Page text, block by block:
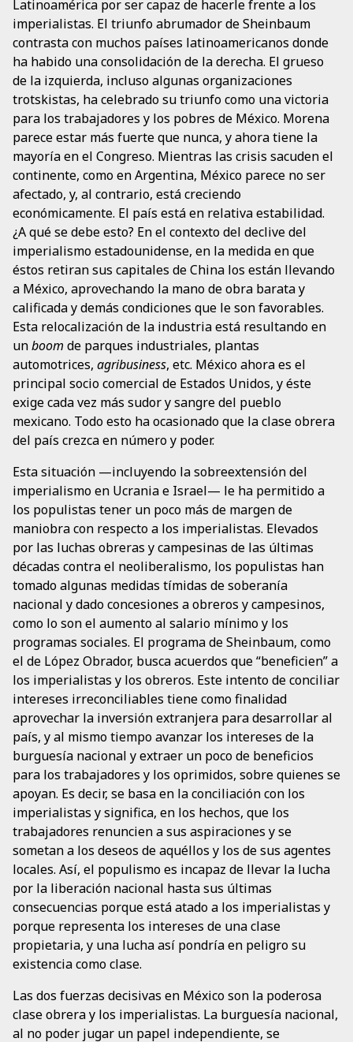
Latinoamérica por ser capaz de hacerle frente a los
imperialistas. El triunfo abrumador de Sheinbaum
contrasta con muchos países latinoamericanos donde
ha habido una consolidación de la derecha. El grueso
de la izquierda, incluso algunas organizaciones
trotskistas, ha celebrado su triunfo como una victoria
para los trabajadores y los pobres de México. Morena
parece estar más fuerte que nunca, y ahora tiene la
mayoría en el Congreso. Mientras las crisis sacuden el
continente, como en Argentina, México parece no ser
afectado, y, al contrario, está creciendo
económicamente. El país está en relativa estabilidad.
¿A qué se debe esto? En el contexto del declive del
imperialismo estadounidense, en la medida en que
éstos retiran sus capitales de China los están llevando
a México, aprovechando la mano de obra barata y
calificada y demás condiciones que le son favorables.
Esta relocalización de la industria está resultando en
unboom de parques industriales, plantas
automotrices, agribusiness, etc. México ahora es el
principal socio comercial de Estados Unidos, y éste
exige cada vez más sudor y sangre del pueblo
mexicano. Todo esto ha ocasionado que la clase obrera
del país crezca en número y poder.
Esta situación —incluyendo la sobreextensión del
imperialismo en Ucrania e Israel— le ha permitido a
los populistas tener un poco más de margen de
maniobra con respecto a los imperialistas. Elevados
por las luchas obreras y campesinas de las últimas
décadas contra el neoliberalismo, los populistas han
tomado algunas medidas tímidas de soberanía
nacional y dado concesiones a obreros y campesinos,
como lo son el aumento al salario mínimo y los
programas sociales. El programa de Sheinbaum, como
el de López Obrador, busca acuerdos que “beneficien” a
los imperialistas y los obreros. Este intento de conciliar
intereses irreconciliables tiene como finalidad
aprovechar la inversión extranjera para desarrollar al
país, y al mismo tiempo avanzar los intereses de la
burguesía nacional y extraer un poco de beneficios
para los trabajadores y los oprimidos, sobre quienes se
apoyan. Es decir, se basa en la conciliación con los
imperialistas y significa, en los hechos, que los
trabajadores renuncien a sus aspiraciones y se
sometan a los deseos de aquéllos y los de sus agentes
locales. Así, el populismo es incapaz de llevar la lucha
por la liberación nacional hasta sus últimas
consecuencias porque está atado a los imperialistas y
porque representa los intereses de una clase
propietaria, y una lucha así pondría en peligro su
existencia como clase.
Las dos fuerzas decisivas en México son la poderosa
clase obrera y los imperialistas. La burguesía nacional,
al no poder jugar un papel independiente, se